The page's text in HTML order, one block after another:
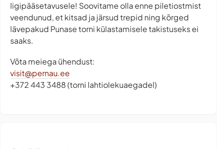
ligipääsetavusele! Soovitame olla enne piletiostmist
veendunud, et kitsad ja järsud trepid ning kõrged
lävepakud Punase torni külastamisele takistuseks ei
saaks.
Võta meiega ühendust:
visit@pernau.ee
+372 443 3488 (torni lahtiolekuaegadel)